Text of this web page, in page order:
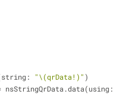
"\(qrData! ) " )
nsStringQrData.data(using: